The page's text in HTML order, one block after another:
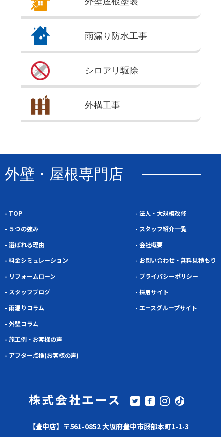
雨漏り 防水工事
シロアリ 駆除
外構工事
外壁・屋根専門店
- TOP
- ５つの強み
- 選ばれる理由
- 料金シミュレーション
- リフォームローン
- スタッフブログ
- 雨漏りコラム
- 外壁コラム
- 施工例・お客様の声
- アフター点検(お客様の声)
- 法人・大規模改修
- スタッフ紹介一覧
- 会社概要
- お問い合わせ・無料見積もり
- プライバシーポリシー
- 採用サイト
- エースグループサイト
株式会社エース
【豊中店】〒561-0852 大阪府豊中市服部本町1-1-3